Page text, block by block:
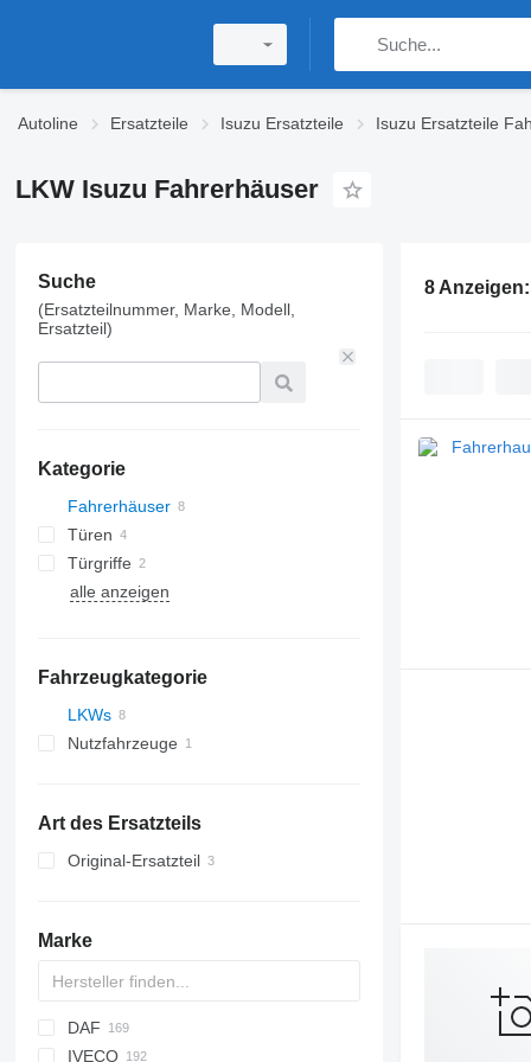
Autoline Ersatzteile Isuzu Ersatzteile Isuzu Ersatzteile
LKW Isuzu Fahrerhäuser
Suche
(Ersatzteilnummer, Marke, Modell,
Ersatzteil)
Kategorie
Fahrerhäuser
Türen
Türgriffe
Klimakondensatoren
alle anzeigen
Fahrzeugkategorie
LKWs
Nutzfahrzeuge
Art des Ersatzteils
Original-Ersatzteil
Marke
HD
Jumper
DAF
CF
AC
Cargo
IVECO
8 Anzeigen: